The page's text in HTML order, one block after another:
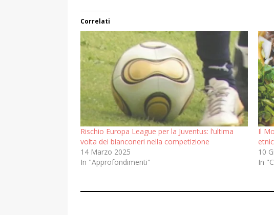
Correlati
Rischio Europa League per la Juventus: l’ultima
volta dei bianconeri nella competizione
14 Marzo 2025
In "Approfondimenti"
Il
10
In